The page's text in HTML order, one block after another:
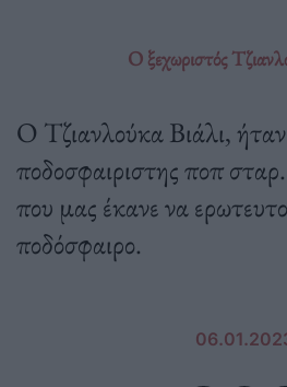
Ο ξεχωριστός
Ο Τζιανλούκα Βιάλι,
ποδοσφαιριστης ποπ
που μας έκανε να
ποδόσφαιρο.